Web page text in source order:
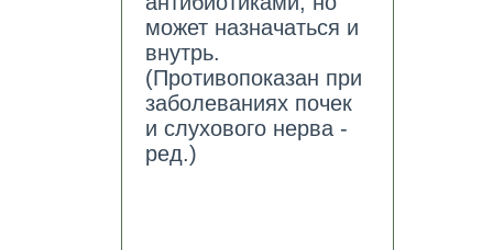
может назначаться и
внутрь.
(Противопоказан при
заболеваниях почек
и слухового нерва -
ред.)